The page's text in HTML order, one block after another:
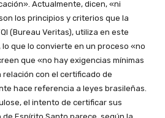
Actualmente, dicen, «ni
los principios y criterios que la
(Bureau Veritas), utiliza en este
que lo convierte en un proceso «no
que «no hay exigencias mínimas
con el certificado de
hace referencia a leyes brasileñas.
el intento de certificar sus